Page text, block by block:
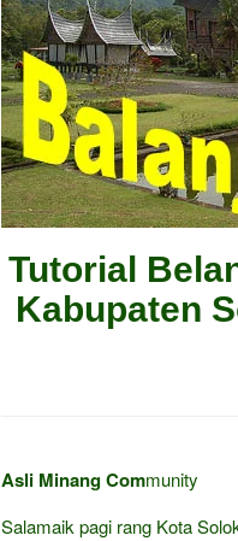
Tutorial
Kabupaten
Asli Minang Community
Salamaik pagi rang Kota